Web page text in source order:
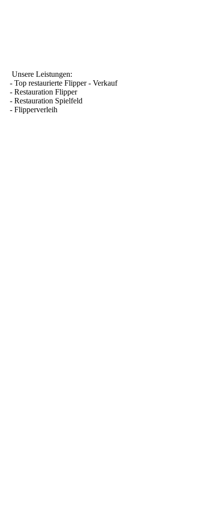
Unsere Leistungen:
- Top restaurierte Flipper - Verkauf
- Restauration Flipper
- Restauration Spielfeld
- Flipperverleih